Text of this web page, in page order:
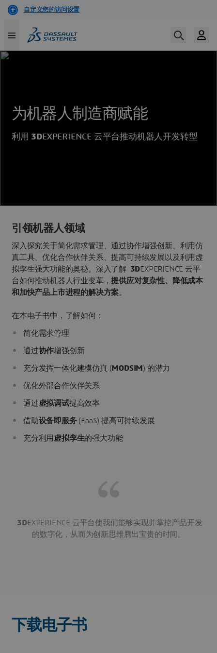
Skip
content
为机器人制造商赋能
利用 3DEXPERIENCE 云平台推动机器人开发转型
引领机器人领域
深入探究关于简化需求管理、通过协作增强创新、利用仿
真工具、优化合作伙伴关系、提高可持续发展以及利用虚
拟孪生强大功能的奥秘。深入了解 3DEXPERIENCE 云平
台如何推动机器人行业变革，提供应对复杂性、降低成本
和加快产品上市进程的解决方案。
在本电子书中，了解如何：
简化需求管理
通过协作增强创新
充分发挥一体化建模仿真 ( MODSIM ) 的潜力
优化外部合作伙伴关系
通过虚拟调试提高效率
借助设备即服务(EaaS) 提高可持续发展
充分利用 虚拟孪生的强大功能
3D EXPERIENCE 云平台使我们能够实现并掌控产品开发
的数字化，从而为创新思维腾出宝贵的时间。
下载电子书